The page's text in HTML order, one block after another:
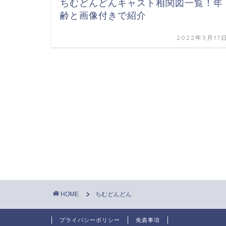
ちむどんどんキャスト相関図一覧！年
齢と画像付きで紹介
2022年3月17
HOME ちむどんどん
プライバシーポリシー 免責事項